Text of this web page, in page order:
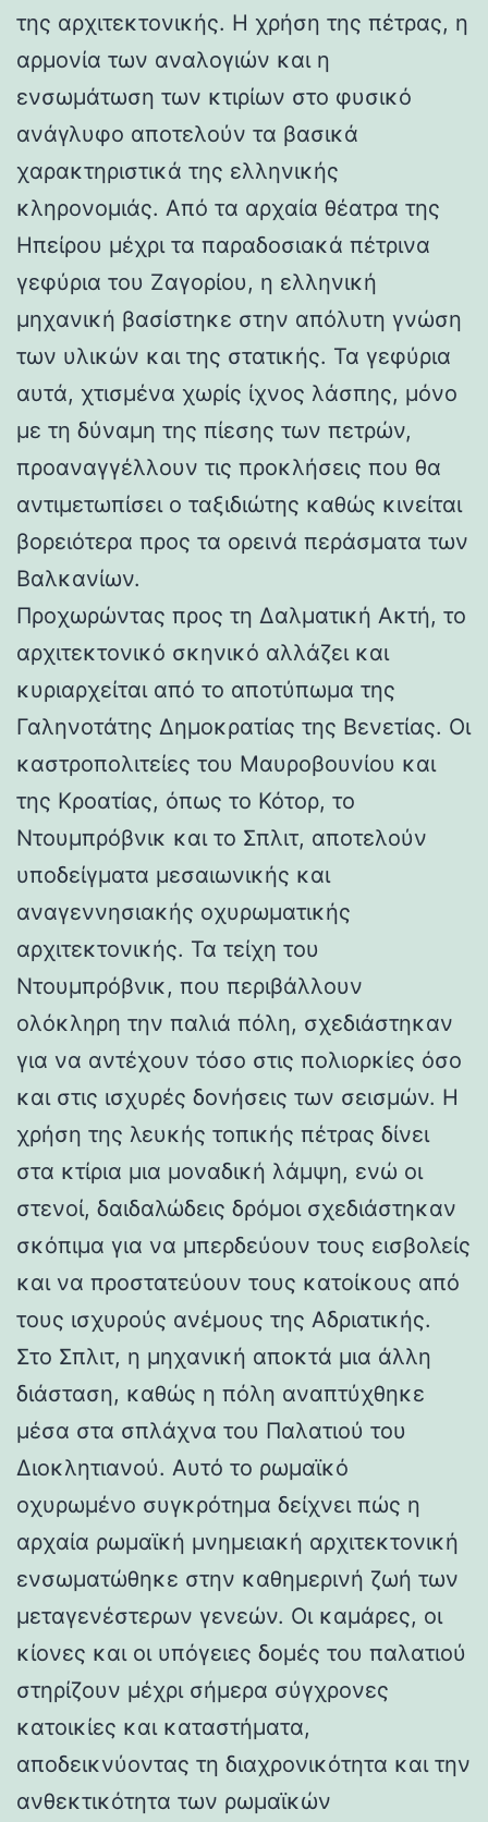
της αρχιτεκτονικής. Η χρήση της πέτρας, η
αρμονία των αναλογιών και η
ενσωμάτωση των κτιρίων στο φυσικό
ανάγλυφο αποτελούν τα βασικά
χαρακτηριστικά της ελληνικής
κληρονομιάς. Από τα αρχαία θέατρα της
Ηπείρου μέχρι τα παραδοσιακά πέτρινα
γεφύρια του Ζαγορίου, η ελληνική
μηχανική βασίστηκε στην απόλυτη γνώση
των υλικών και της στατικής. Τα γεφύρια
αυτά, χτισμένα χωρίς ίχνος λάσπης, μόνο
με τη δύναμη της πίεσης των πετρών,
προαναγγέλλουν τις προκλήσεις που θα
αντιμετωπίσει ο ταξιδιώτης καθώς κινείται
βορειότερα προς τα ορεινά περάσματα των
Βαλκανίων.
Προχωρώντας προς τη Δαλματική Ακτή, το
αρχιτεκτονικό σκηνικό αλλάζει και
κυριαρχείται από το αποτύπωμα της
Γαληνοτάτης Δημοκρατίας της Βενετίας. Οι
καστροπολιτείες του Μαυροβουνίου και
της Κροατίας, όπως το Κότορ, το
Ντουμπρόβνικ και το Σπλιτ, αποτελούν
υποδείγματα μεσαιωνικής και
αναγεννησιακής οχυρωματικής
αρχιτεκτονικής. Τα τείχη του
Ντουμπρόβνικ, που περιβάλλουν
ολόκληρη την παλιά πόλη, σχεδιάστηκαν
για να αντέχουν τόσο στις πολιορκίες όσο
και στις ισχυρές δονήσεις των σεισμών. Η
χρήση της λευκής τοπικής πέτρας δίνει
στα κτίρια μια μοναδική λάμψη, ενώ οι
στενοί, δαιδαλώδεις δρόμοι σχεδιάστηκαν
σκόπιμα για να μπερδεύουν τους εισβολείς
και να προστατεύουν τους κατοίκους από
τους ισχυρούς ανέμους της Αδριατικής.
Στο Σπλιτ, η μηχανική αποκτά μια άλλη
διάσταση, καθώς η πόλη αναπτύχθηκε
μέσα στα σπλάχνα του Παλατιού του
Διοκλητιανού. Αυτό το ρωμαϊκό
οχυρωμένο συγκρότημα δείχνει πώς η
αρχαία ρωμαϊκή μνημειακή αρχιτεκτονική
ενσωματώθηκε στην καθημερινή ζωή των
μεταγενέστερων γενεών. Οι καμάρες, οι
κίονες και οι υπόγειες δομές του παλατιού
στηρίζουν μέχρι σήμερα σύγχρονες
κατοικίες και καταστήματα,
αποδεικνύοντας τη διαχρονικότητα και την
ανθεκτικότητα των ρωμαϊκών